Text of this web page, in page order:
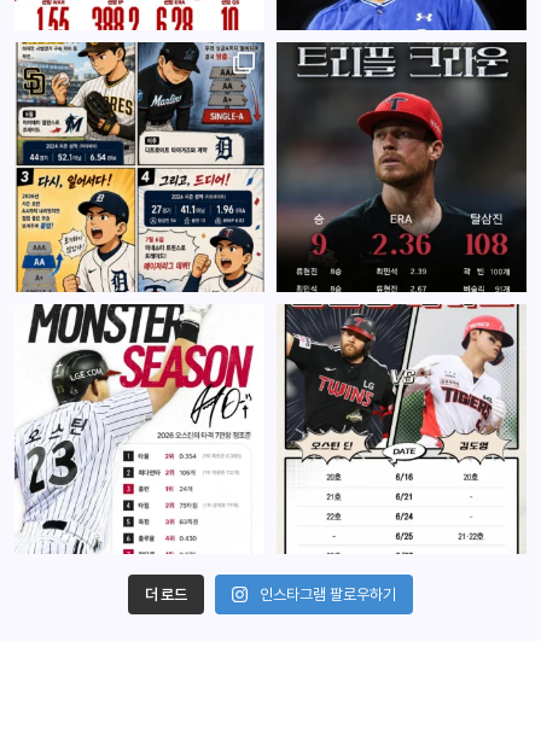
더 로드 인스타그램 팔로우하기